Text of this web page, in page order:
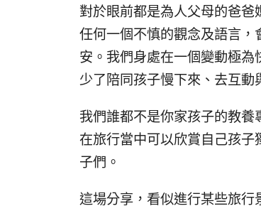
對於眼前都是為人父母的爸
任何一個不慎的觀念及語言
安。我們身處在一個變動極為
少了陪同孩子慢下來、去互動
我們誰都不是你家孩子的教
在旅行當中可以欣賞自己孩
子們。
這場分享，看似進行某些旅